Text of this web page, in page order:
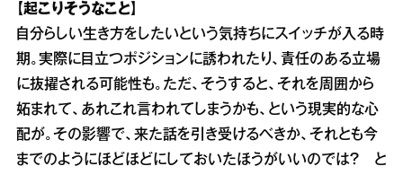
【起こりそうなこと】
自分らしい生き方をしたいという気持ちにスイッチが入る時
期。実際に目立つポジションに誘われたり、責任のある立場
に抜擢される可能性も。ただ、そうすると、それを周囲から
妬まれて、あれこれ言われてしまうかも、という現実的な心
配が。その影響で、来た話を引き受けるべきか、それとも今
までのようにほどほどにしておいたほうがいいのでは？ と